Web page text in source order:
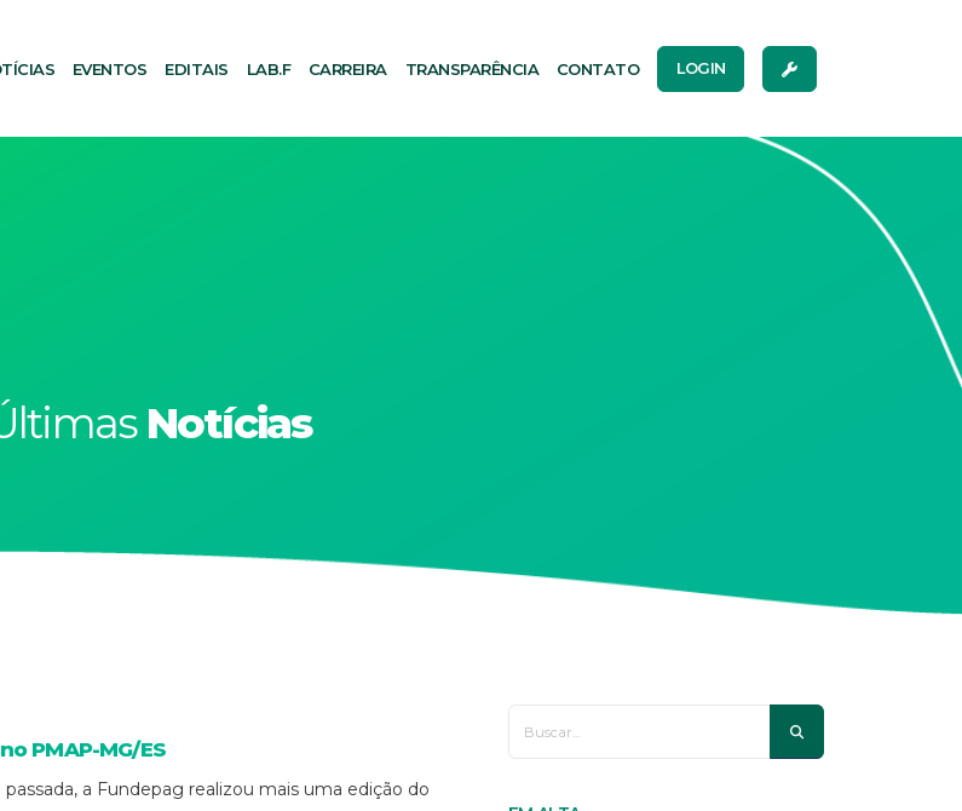
EVENTOS EDITAIS LAB.F CARREIRA TRANSPARÊNCIA CONTATO LOGIN
Notícias
PMAP-MG/ES
passada, a Fundepag realizou mais uma edição do